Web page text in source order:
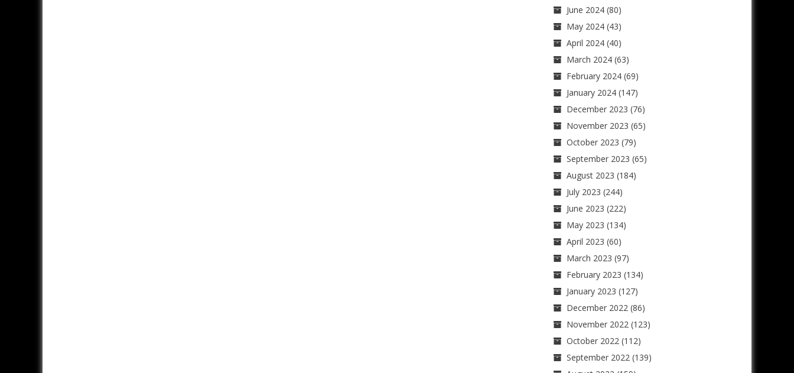
June 2024(80)
May 2024(43)
April 2024(40)
March 2024(63)
February 2024(69)
January 2024(147)
December 2023 (76)
November 2023 (65)
October 2023 (79)
September 2023 (65)
August 2023 (184)
July 2023 (244)
June 2023 (222)
May 2023 (134)
April 2023 (60)
March 2023 (97)
February 2023 (134)
January 2023 (127)
December 2022(86)
November 2022(123)
October 2022(112)
September 2022(139)